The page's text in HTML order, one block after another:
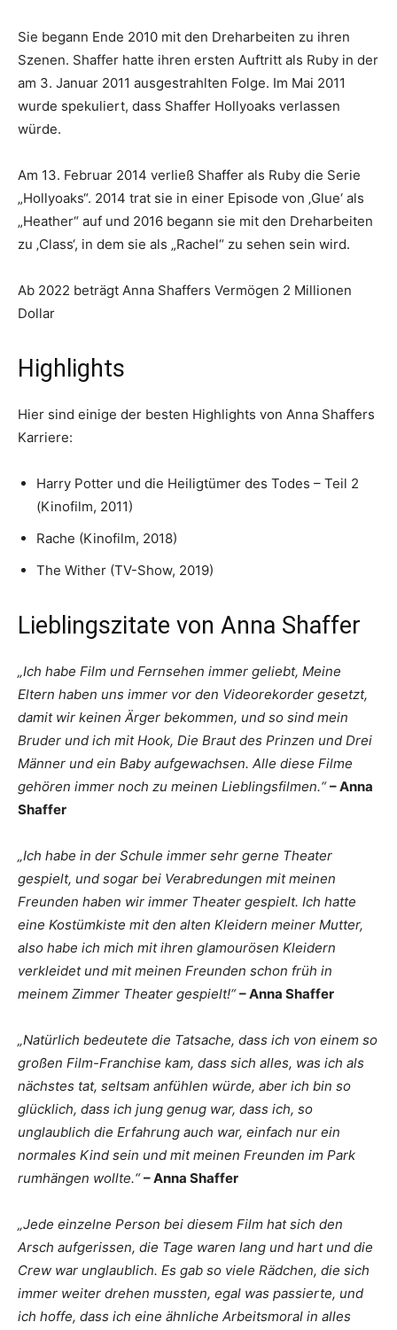
Sie begann Ende 2010 mit den Dreharbeiten zu ihren
Szenen. Shaffer hatte ihren ersten Auftritt als Ruby in der
am 3. Januar 2011 ausgestrahlten Folge. Im Mai 2011
wurde spekuliert, dass Shaffer Hollyoaks verlassen
würde.
Am 13. Februar 2014 verließ Shaffer als Ruby die Serie
„Hollyoaks“. 2014 trat sie in einer Episode von ‚Glue‘ als
„Heather“ auf und 2016 begann sie mit den Dreharbeiten
zu ‚Class‘, in dem sie als „Rachel“ zu sehen sein wird.
Ab 2022 beträgt Anna Shaffers Vermögen 2 Millionen
Dollar
Highlights
Hier sind einige der besten Highlights von Anna Shaffers
Karriere:
Harry Potter und die Heiligtümer des Todes – Teil 2
(Kinofilm, 2011)
Rache (Kinofilm, 2018)
The Wither (TV-Show, 2019)
Lieblingszitate von Anna Shaffer
„Ich habe Film und Fernsehen immer geliebt, Meine
Eltern haben uns immer vor den Videorekorder gesetzt,
damit wir keinen Ärger bekommen, und so sind mein
Bruder und ich mit Hook, Die Braut des Prinzen und Drei
Männer und ein Baby aufgewachsen. Alle diese Filme
gehören immer noch zu meinen Lieblingsfilmen.“– Anna
Shaffer
„Ich habe in der Schule immer sehr gerne Theater
gespielt, und sogar bei Verabredungen mit meinen
Freunden haben wir immer Theater gespielt. Ich hatte
eine Kostümkiste mit den alten Kleidern meiner Mutter,
also habe ich mich mit ihren glamourösen Kleidern
verkleidet und mit meinen Freunden schon früh in
meinem Zimmer Theater gespielt!“ – Anna Shaffer
„Natürlich bedeutete die Tatsache, dass ich von einem so
großen Film-Franchise kam, dass sich alles, was ich als
nächstes tat, seltsam anfühlen würde, aber ich bin so
glücklich, dass ich jung genug war, dass ich, so
unglaublich die Erfahrung auch war, einfach nur ein
normales Kind sein und mit meinen Freunden im Park
rumhängen wollte.“– Anna Shaffer
„Jede einzelne Person bei diesem Film hat sich den
Arsch aufgerissen, die Tage waren lang und hart und die
Crew war unglaublich. Es gab so viele Rädchen, die sich
immer weiter drehen mussten, egal was passierte, und
ich hoffe, dass ich eine ähnliche Arbeitsmoral in alles